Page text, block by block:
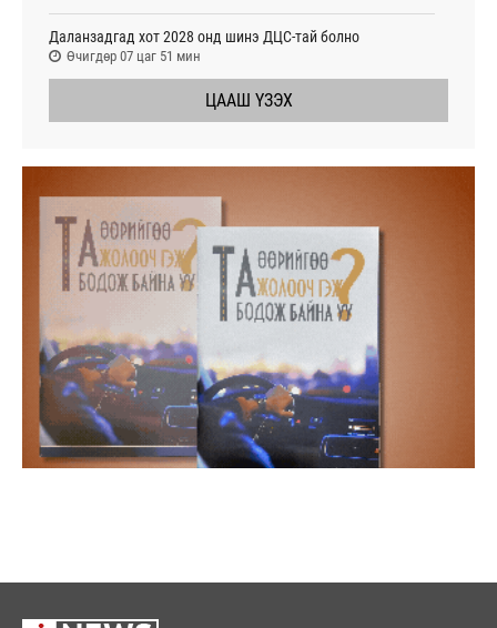
Даланзадгад хот 2028 онд шинэ ДЦС-тай болно
Өчигдөр 07 цаг 51 мин
ЦААШ ҮЗЭХ